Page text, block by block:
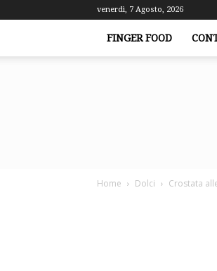
venerdì, 7 Agosto, 2026
FINGER FOOD
Home Dolci Crostata